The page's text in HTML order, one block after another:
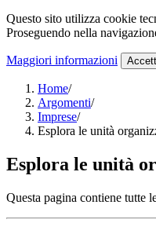
Questo sito utilizza cookie
Proseguendo nella
Maggiori informazioni
Home/
Argomenti/
Imprese/
Esplora le unità
Esplora le unità
Questa pagina contiene tutte